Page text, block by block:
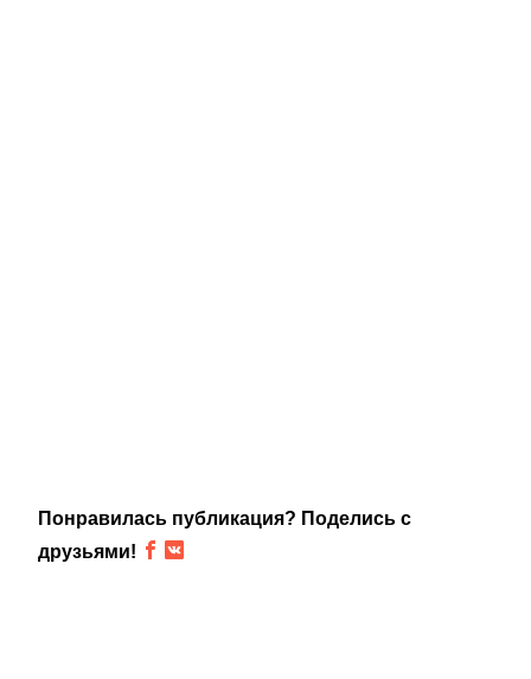
Понравилась публикация? Поделись с
друзьями!